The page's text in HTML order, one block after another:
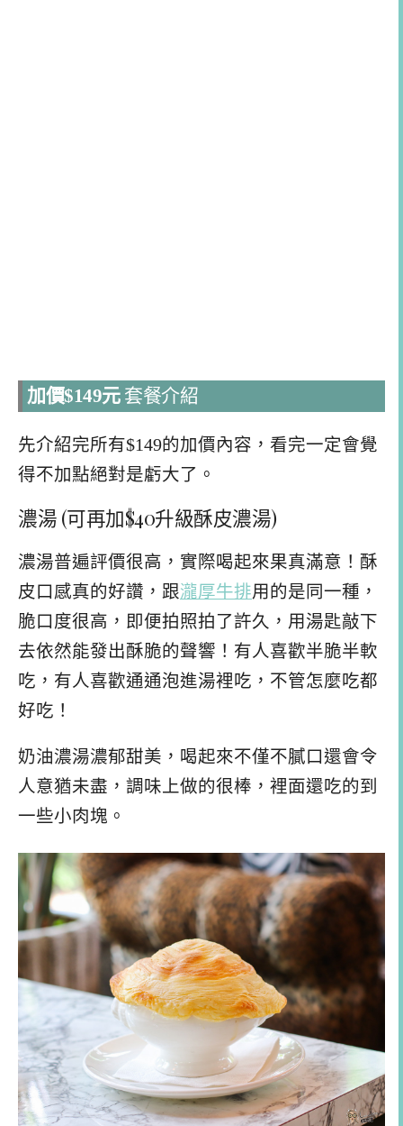
加價$149元套餐介紹
先介紹完所有$149的加價內容，看完一定會覺
得不加點絕對是虧大了。
濃湯 (可再加$40升級酥皮濃湯)
濃湯普遍評價很高，實際喝起來果真滿意！酥
皮口感真的好讚，跟瀧厚牛排用的是同一種，
脆口度很高，即便拍照拍了許久，用湯匙敲下
去依然能發出酥脆的聲響！有人喜歡半脆半軟
吃，有人喜歡通通泡進湯裡吃，不管怎麼吃都
好吃！
奶油濃湯濃郁甜美，喝起來不僅不膩口還會令
人意猶未盡，調味上做的很棒，裡面還吃的到
一些小肉塊。